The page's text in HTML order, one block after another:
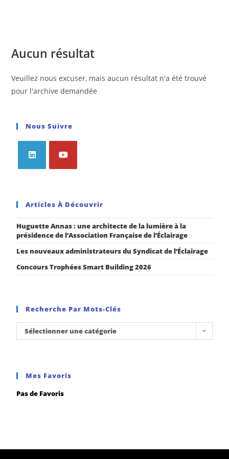
Aucun résultat
Veuillez nous excuser, mais aucun résultat n'a été trouvé
pour l'archive demandée
Nous Suivre
Articles À Découvrir
Huguette Annas : une architecte de la lumière à la
présidence de l’Association Française de l’Éclairage
Les nouveaux administrateurs du Syndicat de l’Éclairage
Concours Trophées Smart Building 2026
Recherche Par Mots-Clés
Sélectionner une catégorie
Mes Favoris
Pas de Favoris